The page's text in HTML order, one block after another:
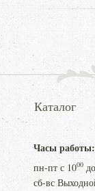
Каталог
Часы работы:
пн-пт с 1000
сб-вс